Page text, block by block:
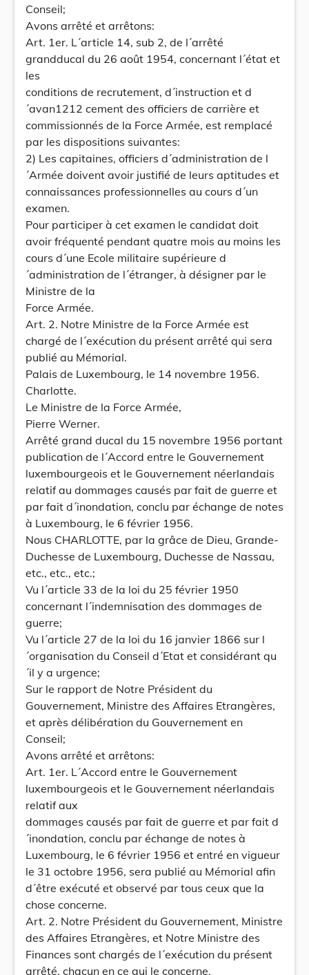
Conseil;
Avons arrêté et arrêtons:
Art. 1er. L´article 14, sub 2, de l´arrêté
grandducal du 26 août 1954, concernant l´état et
les
conditions de recrutement, d´instruction et d
´avan1212 cement des officiers de carrière et
commissionnés de la Force Armée, est remplacé
par les dispositions suivantes:
2) Les capitaines, officiers d´administration de l
´Armée doivent avoir justifié de leurs aptitudes et
connaissances professionnelles au cours d´un
examen.
Pour participer à cet examen le candidat doit
avoir fréquenté pendant quatre mois au moins les
cours d´une Ecole militaire supérieure d
´administration de l´étranger, à désigner par le
Ministre de la
Force Armée.
Art. 2. Notre Ministre de la Force Armée est
chargé de l´exécution du présent arrêté qui sera
publié au Mémorial.
Palais de Luxembourg, le 14 novembre 1956.
Charlotte.
Le Ministre de la Force Armée,
Pierre Werner.
Arrêté grand ducal du 15 novembre 1956 portant
publication de l´Accord entre le Gouvernement
luxembourgeois et le Gouvernement néerlandais
relatif au dommages causés par fait de guerre et
par fait d´inondation, conclu par échange de notes
à Luxembourg, le 6 février 1956.
Nous CHARLOTTE, par la grâce de Dieu, Grande-
Duchesse de Luxembourg, Duchesse de Nassau,
etc., etc., etc.;
Vu l´article 33 de la loi du 25 février 1950
concernant l´indemnisation des dommages de
guerre;
Vu l´article 27 de la loi du 16 janvier 1866 sur l
´organisation du Conseil d´Etat et considérant qu
´il y a urgence;
Sur le rapport de Notre Président du
Gouvernement, Ministre des Affaires Etrangères,
et après délibération du Gouvernement en
Conseil;
Avons arrêté et arrêtons:
Art. 1er. L´Accord entre le Gouvernement
luxembourgeois et le Gouvernement néerlandais
relatif aux
dommages causés par fait de guerre et par fait d
´inondation, conclu par échange de notes à
Luxembourg, le 6 février 1956 et entré en vigueur
le 31 octobre 1956, sera publié au Mémorial afin
d´être exécuté et observé par tous ceux que la
chose concerne.
Art. 2. Notre Président du Gouvernement, Ministre
des Affaires Etrangères, et Notre Ministre des
Finances sont chargés de l´exécution du présent
arrêté, chacun en ce qui le concerne.